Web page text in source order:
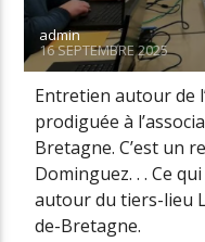
admin
16 SEPTEMBRE 2025
Entretien autour de
prodiguée à
Bretagne. C’est un
Dominguez. . . Ce
autour du tiers-lieu
de-Bretagne.